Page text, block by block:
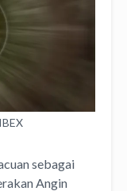
sebagai
Angin